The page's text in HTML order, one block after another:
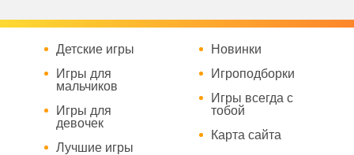
Детские игры
Игры для
мальчиков
Игры для
девочек
Лучшие игры
Новинки
Игроподборки
Игры всегда с
тобой
Карта сайта